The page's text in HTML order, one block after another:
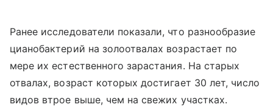
Ранее исследователи показали, что разнообразие
цианобактерий на золоотвалах возрастает по
мере их естественного зарастания. На старых
отвалах, возраст которых достигает 30 лет, число
видов втрое выше, чем на свежих участках.